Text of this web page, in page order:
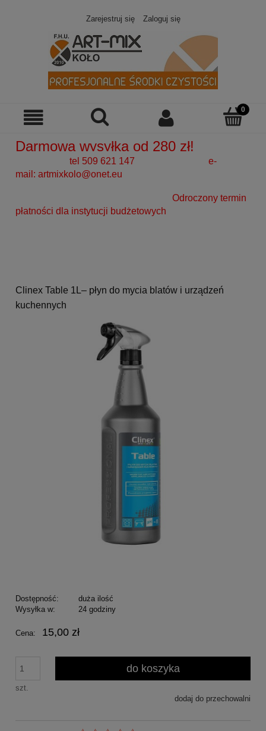
Zarejestruj się Zaloguj się
Darmowa wysyłka od 280 zł!
tel 509 621 147 e-
mail: artmixkolo@onet.eu
Odroczony termin
płatności dla instytucji budżetowych
Clinex Table 1L– płyn do mycia blatów i urządzeń
kuchennych
Dostępność:
duża ilość
Wysyłka w:
24 godziny
Cena: 15,00 zł
szt.
do koszyka
dodaj do przechowalni